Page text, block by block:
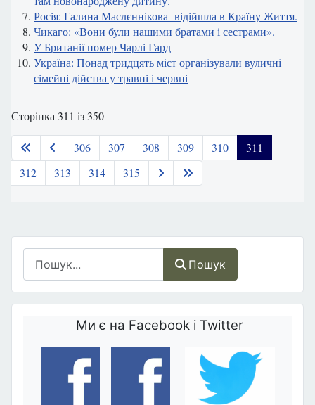
Пошук
Ми є на Facebook і Twitter
Росія: Галина Маслєннікова- відійшла в Країну Життя.
Чикаго: «Вони були нашими братами і сестрами».
У Британії помер Чарлі Гард
Україна: Понад тридцять міст організували вуличні
сімейні дійства у травні і червні
Сторінка 311 із 350
306 307 308 309 310
311
312
313 314 315